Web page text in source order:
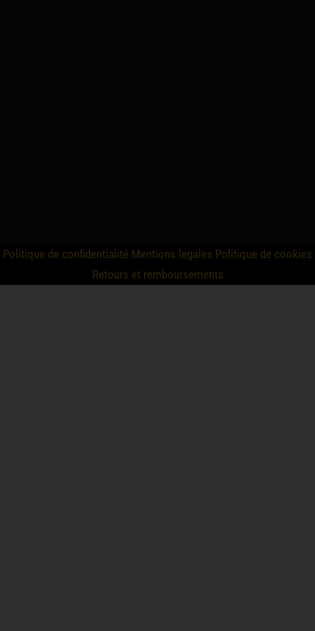
Politique de confidentialité Mentions legales Politique de cookies
Retours et remboursements